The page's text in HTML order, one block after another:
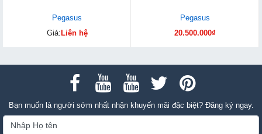
Pegasus
Giá: Liên hệ
Pegasus
20.500.000₫
Bạn muốn là người sớm nhất nhận khuyến mãi đặc biệt? Đăng ký ngay.